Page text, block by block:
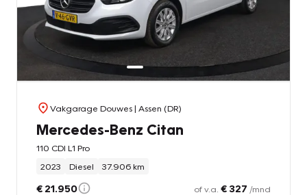
Vakgarage Douwes| Assen (DR)
Mercedes-Benz Citan
110 CDI L1 Pro
2023
Diesel 37.906 km
€ 21.950 of v.a. € 327 /mnd